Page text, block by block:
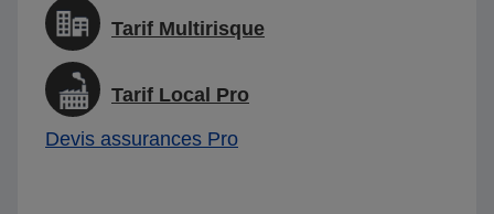
Tarif Multirisque
Tarif Local Pro
Devis assurances Pro